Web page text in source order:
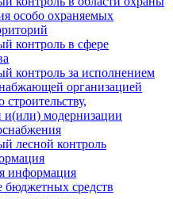
особо охраняемых
контроль в сфере
контроль за исполнением
организацией
строительству,
и(или) модернизации
лесной контроль
информация
бюджетных средств